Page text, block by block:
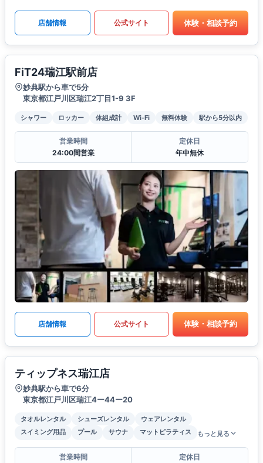
店舗情報 公式サイト 体験・相談予約
FiT24瑞江駅前店
妙典駅から車で5分
東京都江戸川区瑞江2丁目1-9 3F
シャワー ロッカー 体組成計 Wi-Fi 無料体験 駅から5分以内
営業時間
24:00間営業
定休日
年中無休
店舗情報 公式サイト 体験・相談予約
ティップネス瑞江店
妙典駅から車で6分
東京都江戸川区瑞江4ー44ー20
タオルレンタル シューズレンタル
ウェアレンタル
スイミング用品
プール サウナ マットピラティス もっと見る
営業時間
定休日